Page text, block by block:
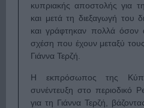
κυπριακής αποστολής για
και μετά τη διεξαγωγή του
και γράφτηκαν πολλά όσον
σχέση που έχουν μεταξύ
Γιάννα Τερζή.
Η εκπρόσωπος της
συνέντευξη στο περιοδικό
για τη Γιάννα Τερζή,